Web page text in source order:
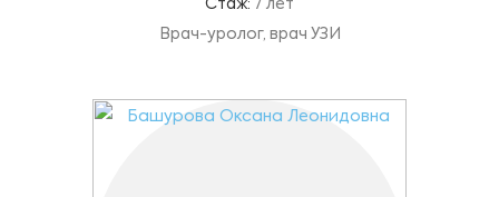
Стаж: 7 лет
Врач-уролог, врач УЗИ